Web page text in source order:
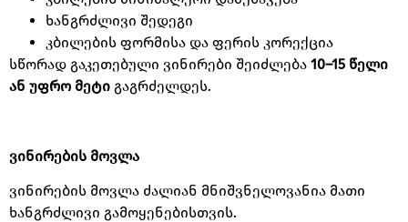
ხანგრძლივი შედეგი
კბილების ფორმისა და ფერის კორექცია
სწორად გაკეთებული ვინირები შეიძლება 10–15 წელი
ან უფრო მეტი გაგრძელდეს.
ვინირების მოვლა
ვინირების მოვლა ძალიან მნიშვნელოვანია მათი
ხანგრძლივი გამოყენებისთვის.